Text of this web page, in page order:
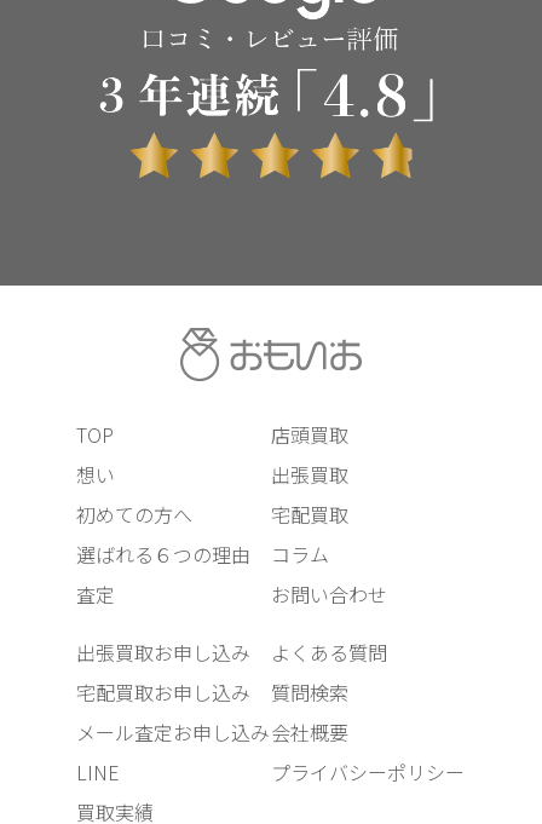
TOP
想い
初めての方へ
選ばれる６つの理由
査定
店頭買取
出張買取
宅配買取
コラム
お問い合わせ
出張買取お申し込み
宅配買取お申し込み
メール査定お申し込み
LINE
買取実績
よくある質問
質問検索
会社概要
プライバシーポリシー